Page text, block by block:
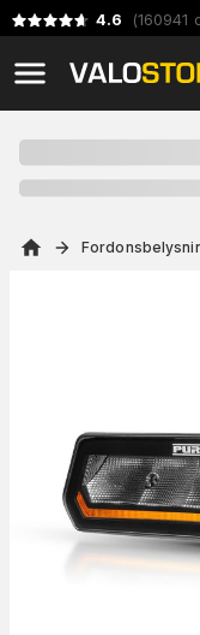
4.6 (160941